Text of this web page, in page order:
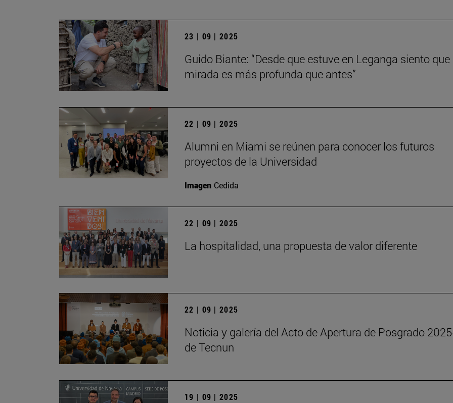
23 | 09 | 2025
Guido Biante: “Desde que estuve en Leganga siento
mirada es más profunda que antes”
22 | 09 | 2025
Alumni en Miami se reúnen para conocer los futuros
proyectos de la Universidad
Imagen Cedida
22 | 09 | 2025
La hospitalidad, una propuesta de valor diferente
22 | 09 | 2025
Noticia y galería del Acto de Apertura de Posgrado
de Tecnun
19 | 09 | 2025